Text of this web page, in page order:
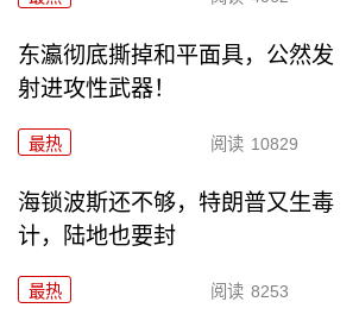
东瀛彻底撕掉和平面具，公然发
射进攻性武器！
最热 阅读 10829
海锁波斯还不够，特朗普又生毒
计，陆地也要封
最热 阅读 8253